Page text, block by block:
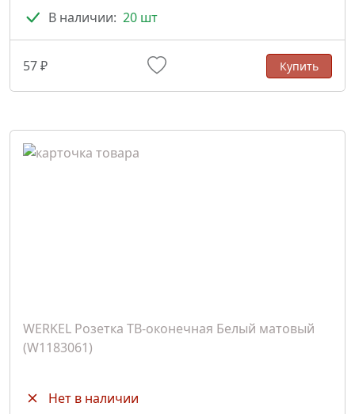
В наличии: 20 шт
57 ₽ Купить
WERKEL Розетка ТВ-оконечная Белый матовый
(W1183061)
Нет в наличии